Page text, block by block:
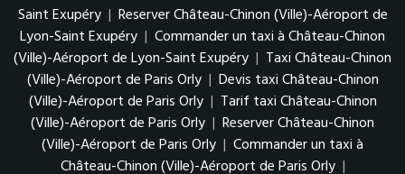
Saint Exupéry | Reserver Château-Chinon (Ville)-Aéroport de
Lyon-Saint Exupéry | Commander un taxi à Château-Chinon
(Ville)-Aéroport de Lyon-Saint Exupéry | Taxi Château-Chinon
(Ville)-Aéroport de Paris Orly | Devis taxi Château-Chinon
(Ville)-Aéroport de Paris Orly | Tarif taxi Château-Chinon
(Ville)-Aéroport de Paris Orly | Reserver Château-Chinon
(Ville)-Aéroport de Paris Orly | Commander un taxi à
Château-Chinon (Ville)-Aéroport de Paris Orly |